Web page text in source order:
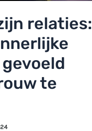
relaties:
te